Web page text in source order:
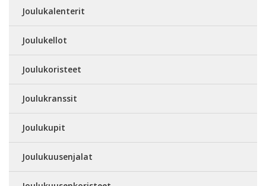
Joulukalenterit
Joulukellot
Joulukoristeet
Joulukranssit
Joulukupit
Joulukuusenjalat